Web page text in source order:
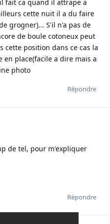
fait ca quand il attrape a
cette nuit il a du faire
grogner)... S'il n'a pas de
de boule cotoneux peut
position dans ce cas la
place(facile a dire mais a
photo
Répondre
de tel, pour m'expliquer
Répondre